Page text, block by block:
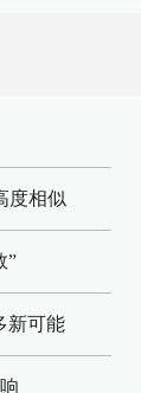
度相似
”
新可能